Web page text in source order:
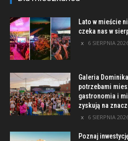
Lato w mieście
czeka nas w
6 SIERPNIA
Galeria
potrzebami
gastronomia i
zyskują na
6 SIERPNIA
Poznaj